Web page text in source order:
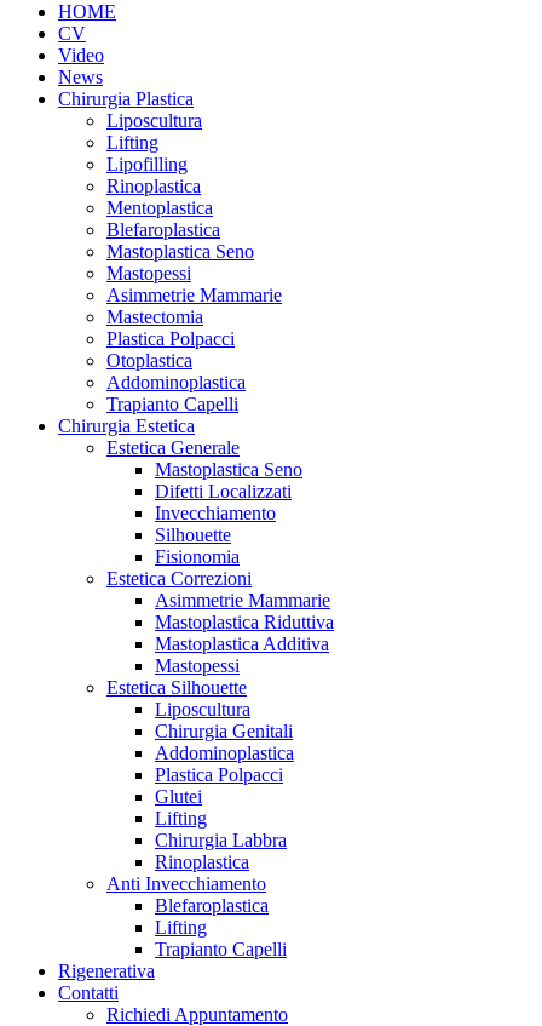
HOME
CV
Video
News
Chirurgia Plastica
Liposcultura
Lifting
Lipofilling
Rinoplastica
Mentoplastica
Blefaroplastica
Mastoplastica Seno
Mastopessi
Asimmetrie Mammarie
Mastectomia
Plastica Polpacci
Otoplastica
Addominoplastica
Trapianto Capelli
Chirurgia Estetica
Estetica Generale
Mastoplastica Seno
Difetti Localizzati
Invecchiamento
Silhouette
Fisionomia
Estetica Correzioni
Asimmetrie Mammarie
Mastoplastica Riduttiva
Mastoplastica Additiva
Mastopessi
Estetica Silhouette
Liposcultura
Chirurgia Genitali
Addominoplastica
Plastica Polpacci
Glutei
Lifting
Chirurgia Labbra
Rinoplastica
Anti Invecchiamento
Blefaroplastica
Lifting
Trapianto Capelli
Rigenerativa
Contatti
Richiedi Appuntamento